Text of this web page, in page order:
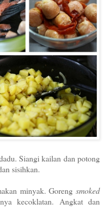
Siangi kailan dan potong
sisihkan.
minyak. Goreng smoked
kecoklatan. Angkat dan